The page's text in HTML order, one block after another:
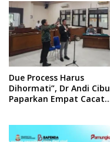
Due Process Harus
Dihormati”, Dr Andi Cibu
Paparkan Empat Cacat